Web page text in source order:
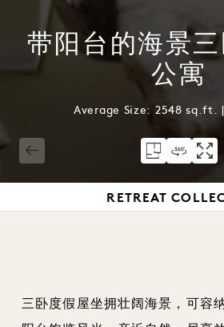
带阳台的海景
公寓
Average Size: 2548 sq.ft.
RETREAT
三卧度假屋坐拥壮阔海景，可容